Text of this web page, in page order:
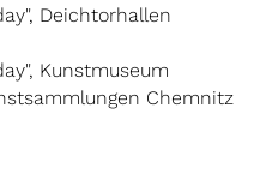
Deichtorhallen
Kunstmuseum
Chemnitz